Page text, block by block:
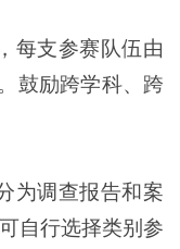
每支参赛队伍由
鼓励跨学科、跨
为调查报告和案
自行选择类别参